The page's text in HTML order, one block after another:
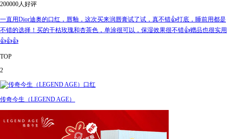
200000人好评
一直用Dior迪奥的口红，唇釉，这次买来润唇膏试了试，真不错👍打底，睡前用都是
不错的选择！买的干枯玫瑰和杏茶色，单涂很可以，保湿效果很不错👍赠品也很实用
👍👍👍
TOP
2
传奇今生（LEGEND AGE）